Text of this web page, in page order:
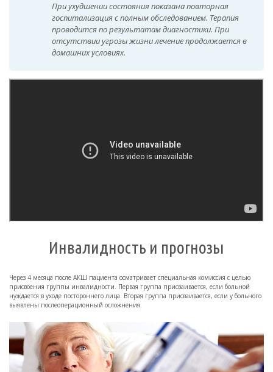
При ухудшении состояния показана повторная
госпитализация с полным обследованием. Терапия
проводится по результатам диагностики. При
отсутствии угрозы жизни лечение продолжается в
домашних условиях.
Инвалидность и прогнозы
Через 4 месяца после АКШ пациента осматривает специальная комиссия с целью
присвоения группы инвалидности. Первая группа присваивается, если больной
нуждается в уходе постороннего лица. Вторая группа присваивается, если у больного
выявлены послеоперационный осложнения.